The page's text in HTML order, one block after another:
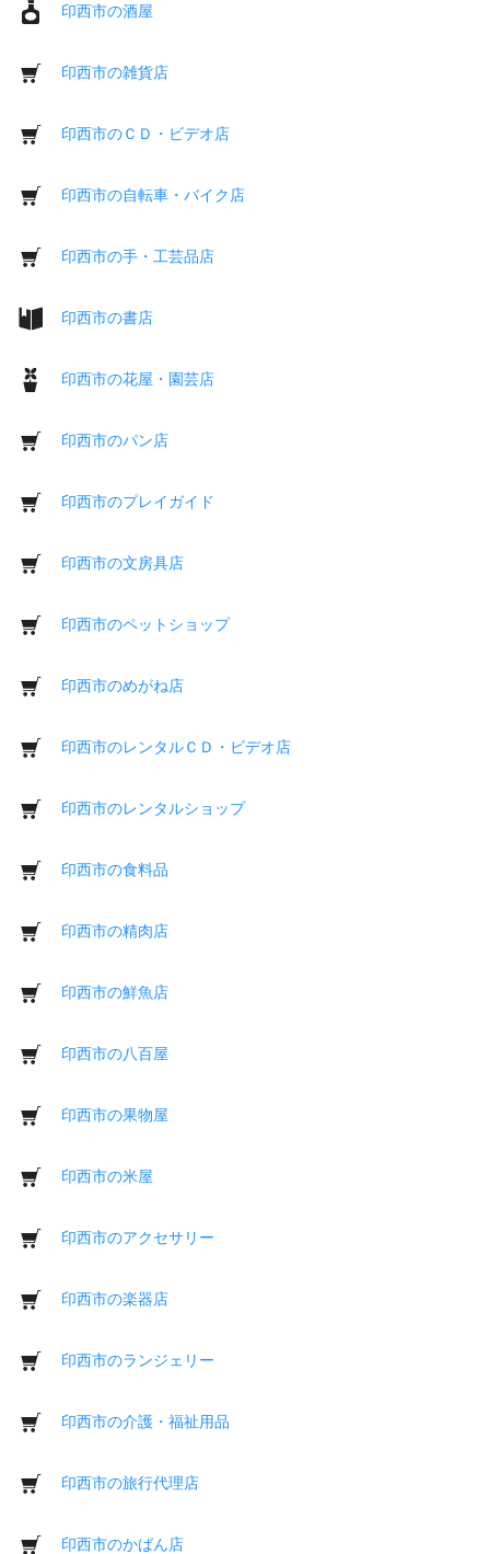
印西市の酒屋
印西市の雑貨店
印西市のＣＤ・ビデオ店
印西市の自転車・バイク店
印西市の手・工芸品店
印西市の書店
印西市の花屋・園芸店
印西市のパン店
印西市のプレイガイド
印西市の文房具店
印西市のペットショップ
印西市のめがね店
印西市のレンタルＣＤ・ビデオ店
印西市のレンタルショップ
印西市の食料品
印西市の精肉店
印西市の鮮魚店
印西市の八百屋
印西市の果物屋
印西市の米屋
印西市のアクセサリー
印西市の楽器店
印西市のランジェリー
印西市の介護・福祉用品
印西市の旅行代理店
印西市のかばん店